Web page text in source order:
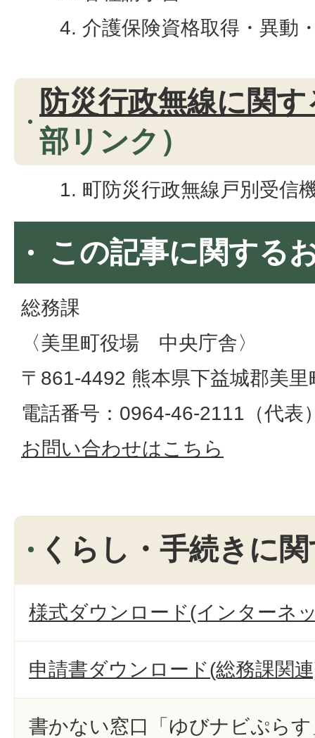
介護保険資格取得・異動
防災行政無線に関
部リンク）
町防災行政無線戸別受信
この記事に関する
総務課
​​​​​​​〈美里町役場 中央庁舎〉
〒861-4492 熊本県下益城郡美
電話番号：0964-46-2111（代表
お問い合わせはこちら
くらし・手続きに
様式ダウンロード(インターネ
申請書ダウンロード(総務課関
書かない窓口「ゆびナビぷら